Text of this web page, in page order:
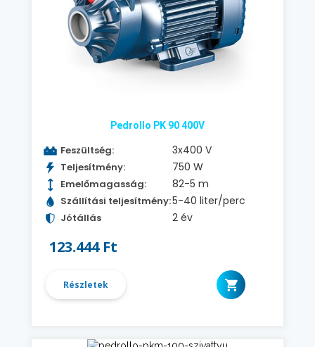
Pedrollo PK 90 400V
Feszültség: 3x400 V
Teljesítmény: 750 W
Emelőmagasság: 82-5 m
Szállítási teljesítmény:5-40 liter/perc
Jótállás 2 év
123.444 Ft
Részletek